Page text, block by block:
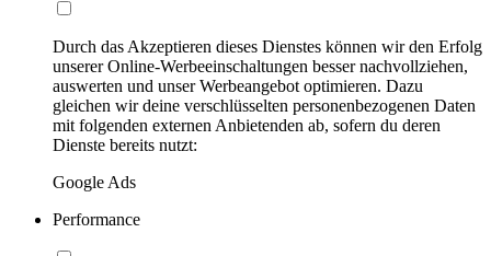
Durch das Akzeptieren dieses Dienstes können wir den Erfolg
unserer Online-Werbeeinschaltungen besser nachvollziehen,
auswerten und unser Werbeangebot optimieren. Dazu
gleichen wir deine verschlüsselten personenbezogenen Daten
mit folgenden externen Anbietenden ab, sofern du deren
Dienste bereits nutzt:
Google Ads
Performance